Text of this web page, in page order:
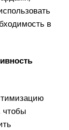
в
чтобы